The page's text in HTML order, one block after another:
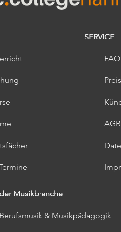
SERVICE
FAQ
AGB
Musikbranche
& Musikpädagogik